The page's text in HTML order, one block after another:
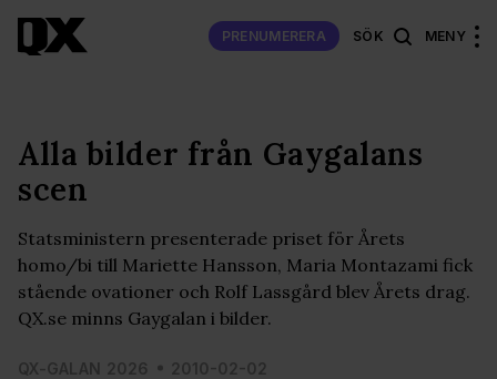
PRENUMERERA SÖK MENY
Alla bilder från Gaygalans
scen
Statsministern presenterade priset för Årets
homo/bi till Mariette Hansson, Maria Montazami fick
stående ovationer och Rolf Lassgård blev Årets drag.
QX.se minns Gaygalan i bilder.
QX-GALAN 2026 2010-02-02